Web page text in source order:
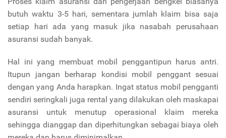
butuh waktu 3-5 hari, sementara jumlah klaim bisa saja
setiap hari ada yang masuk jika nasabah perusahaan
asuransi sudah banyak.
Hal ini yang membuat mobil penggantipun harus antri.
Itupun jangan berharap kondisi mobil penggant sesuai
dengan yang Anda harapkan. Ingat status mobil pengganti
sendiri seringkali juga rental yang dilakukan oleh maskapai
asuransi untuk menutup operasional klaim mereka
sehingga dianggap dan diperhitungkan sebagai biaya oleh